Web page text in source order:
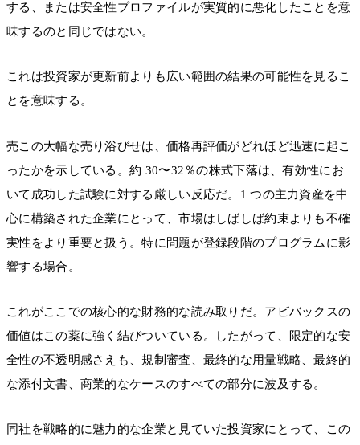
する、または安全性プロファイルが実質的に悪化したことを意
味するのと同じではない。
これは投資家が更新前よりも広い範囲の結果の可能性を見るこ
とを意味する。
売この大幅な売り浴びせは、価格再評価がどれほど迅速に起こ
ったかを示している。約 30〜32％の株式下落は、有効性にお
いて成功した試験に対する厳しい反応だ。1 つの主力資産を中
心に構築された企業にとって、市場はしばしば約束よりも不確
実性をより重要と扱う。特に問題が登録段階のプログラムに影
響する場合。
これがここでの核心的な財務的な読み取りだ。アビバックスの
価値はこの薬に強く結びついている。したがって、限定的な安
全性の不透明感さえも、規制審査、最終的な用量戦略、最終的
な添付文書、商業的なケースのすべての部分に波及する。
同社を戦略的に魅力的な企業と見ていた投資家にとって、この